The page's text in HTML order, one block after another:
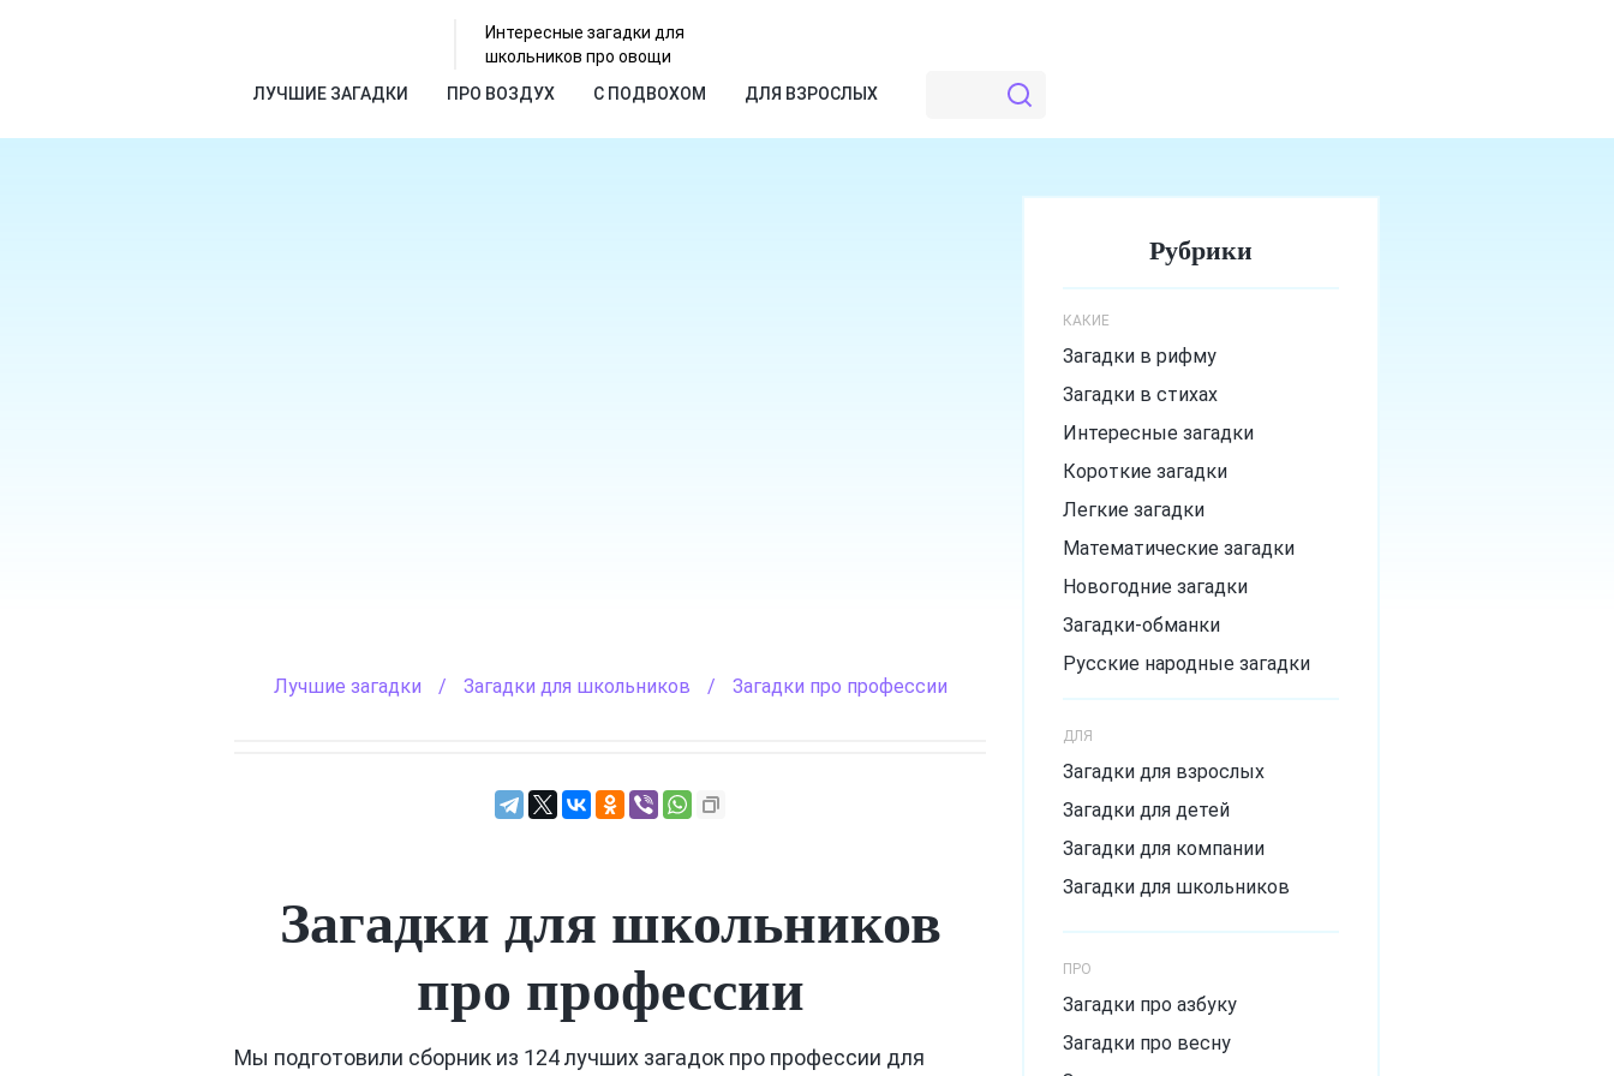
Интересные загадки для
школьников про овощи
ЛУЧШИЕ ЗАГАДКИ
ПРО ВОЗДУХ С ПОДВОХОМ ДЛЯ ВЗРОСЛЫХ
Лучшие загадки / Загадки для школьников / Загадки про профессии
Загадки для школьников
про профессии
Мы подготовили сборник из 124 лучших загадок про профессии для
Рубрики
КАКИЕ
Загадки в рифму
Загадки в стихах
Интересные загадки
Короткие загадки
Легкие загадки
Математические загадки
Новогодние загадки
Загадки-обманки
Русские народные загадки
Сложные загадки
Смешные загадки
Хитрые загадки
ДЛЯ
Загадки для взрослых
Загадки для детей
Загадки для компании
Загадки для школьников
ПРО
Загадки про азбуку
Загадки про весну